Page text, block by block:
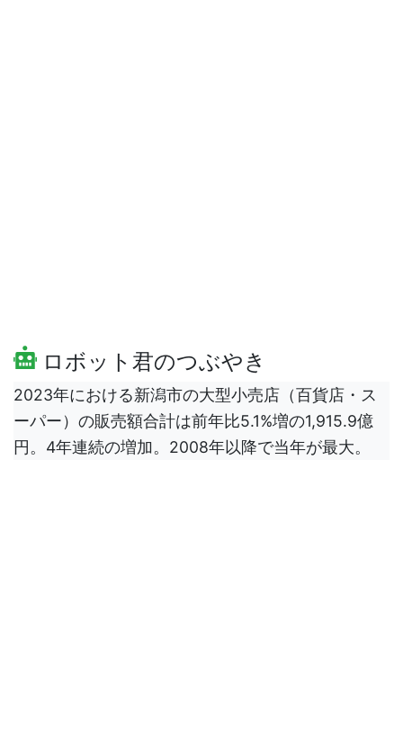
ロボット君のつぶやき
2023年における新潟市の大型小売店（百貨店・ス
ーパー）の販売額合計は前年比5.1%増の1,915.9億
円。4年連続の増加。2008年以降で当年が最大。